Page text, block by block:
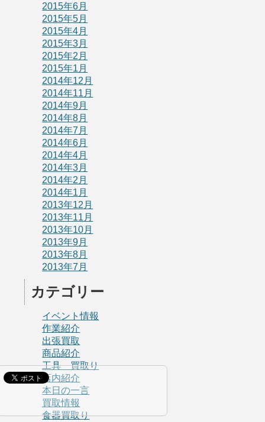
2015年6月
2015年5月
2015年4月
2015年3月
2015年2月
2015年1月
2014年12月
2014年11月
2014年9月
2014年8月
2014年7月
2014年6月
2014年4月
2014年3月
2014年2月
2014年1月
2013年12月
2013年11月
2013年10月
2013年9月
2013年8月
2013年7月
カテゴリー
イベント情報
作業紹介
出張買取
商品紹介
工具 買取り
店内紹介
本日の一言
買取情報
食器買取り